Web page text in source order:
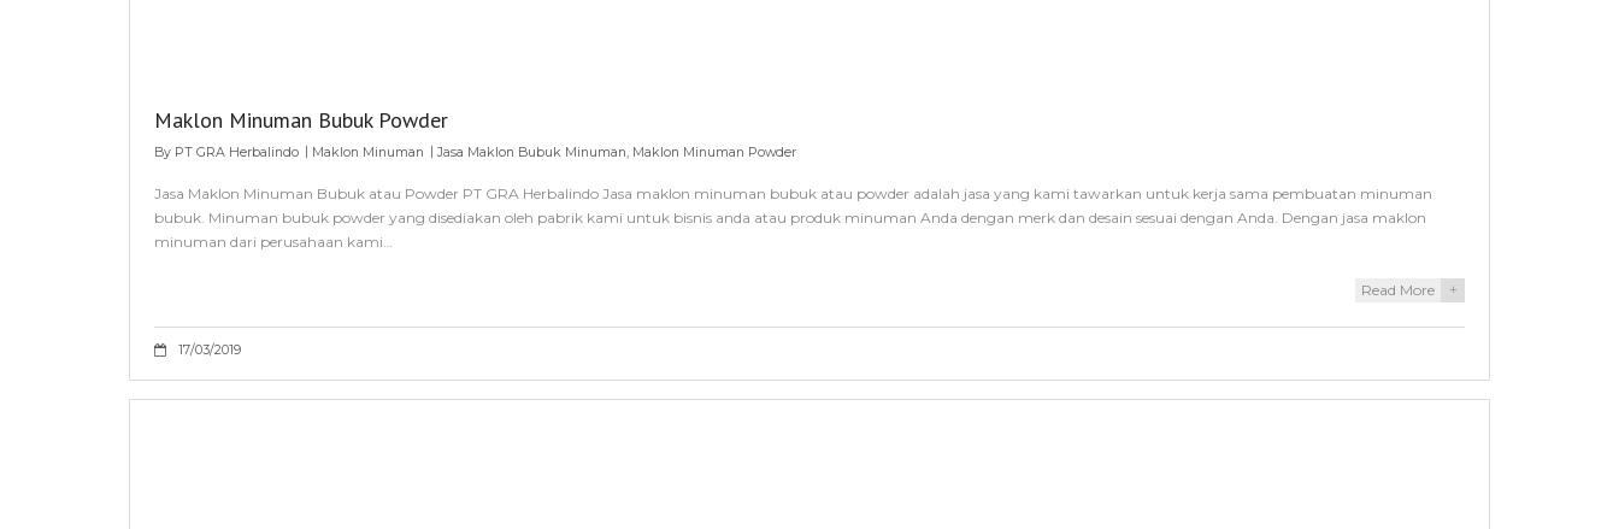
Maklon Minuman Bubuk Powder
By PT GRA Herbalindo Maklon Minuman Jasa Maklon Bubuk Minuman, Maklon Minuman Powder
Jasa Maklon Minuman Bubuk atau Powder PT GRA Herbalindo Jasa maklon minuman bubuk atau powder adalah jasa yang kami tawarkan untuk kerja sama pembuatan minuman
bubuk. Minuman bubuk powder yang disediakan oleh pabrik kami untuk bisnis anda atau produk minuman Anda dengan merk dan desain sesuai dengan Anda. Dengan jasa maklon
minuman dari perusahaan kami…
Read More +
17/03/2019